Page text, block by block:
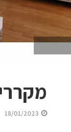
18/01/2023